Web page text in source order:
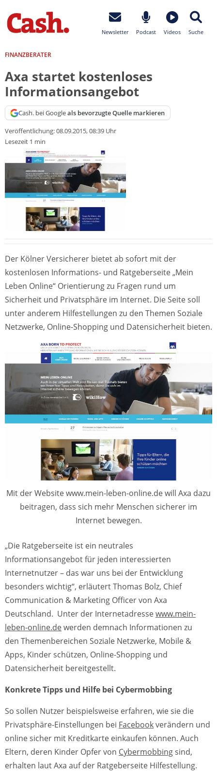
Newsletter Podcast Videos Suche
FINANZBERATER
Axa startet kostenloses
Informationsangebot
Cash. bei Googleals bevorzugte Quelle markieren
Veröffentlichung:08.09.2015, 08:39 Uhr
Lesezeit 1 min
Der Kölner Versicherer bietet ab sofort mit der
kostenlosen Informations- und Ratgeberseite „Mein
Leben Online“ Orientierung zu Fragen rund um
Sicherheit und Privatsphäre im Internet. Die Seite soll
unter anderem Hilfestellungen zu den Themen Soziale
Netzwerke, Online-Shopping und Datensicherheit bieten.
Mit der Website www.mein-leben-online.de will Axa dazu
beitragen, dass sich mehr Menschen sicherer im
Internet bewegen.
„Die Ratgeberseite ist ein neutrales
Informationsangebot für jeden interessierten
Internetnutzer – das war uns bei der Entwicklung
besonders wichtig“, erläutert Thomas Bolz, Chief
Communication & Marketing Officer von Axa
Deutschland. Unter der Internetadressewww.mein-
leben-online.dewerden demnach Informationen zu
den Themenbereichen Soziale Netzwerke, Mobile &
Apps, Kinder schützen, Online-Shopping und
Datensicherheit bereitgestellt.
Konkrete Tipps und Hilfe bei Cybermobbing
So sollen Nutzer beispielsweise erfahren, wie sie die
Privatsphäre-Einstellungen bei Facebookverändern und
online sicher mit Kreditkarte einkaufen können. Auch
Eltern, deren Kinder Opfer von Cybermobbingsind,
erhalten laut Axa auf der Ratgeberseite Hilfestellung.